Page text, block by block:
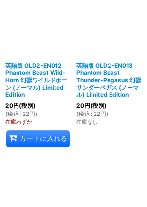
英語版 GLD2-EN012
Phantom Beast Wild-
Horn 幻獣ワイルドホー
ン (ノーマル) Limited
Edition
20円(税別)
(税込 : 22円)
在庫わずか
カートに入れる
英語版 GLD2-EN013
Phantom Beast
Thunder-Pegasus 幻獣
サンダーペガス (ノーマ
ル) Limited Edition
20円(税別)
(税込 : 22円)
在庫なし